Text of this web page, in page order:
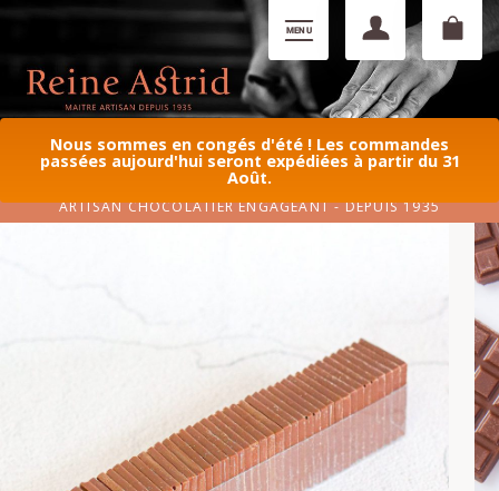
Nous sommes en congés d'été ! Les commandes
passées aujourd'hui seront expédiées à partir du 31
Août.
ARTISAN CHOCOLATIER ENGAGEANT - DEPUIS 1935